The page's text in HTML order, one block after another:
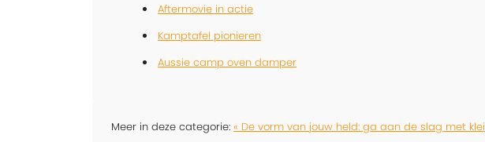
Aftermovie in actie
Kamptafel pionieren
Aussie camp oven damper
Meer in deze categorie: « De vorm van jouw held: ga aan de slag met klei